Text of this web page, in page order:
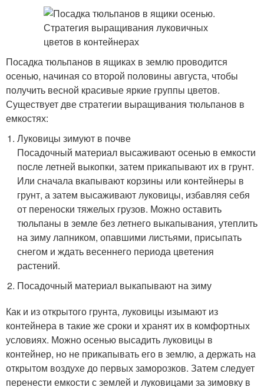
Посадка тюльпанов в ящиках в землю проводится
осенью, начиная со второй половины августа, чтобы
получить весной красивые яркие группы цветов.
Существует две стратегии выращивания тюльпанов в
емкостях:
Луковицы зимуют в почве
Посадочный материал высаживают осенью в емкости
после летней выкопки, затем прикапывают их в грунт.
Или сначала вкапывают корзины или контейнеры в
грунт, а затем высаживают луковицы, избавляя себя
от переноски тяжелых грузов. Можно оставить
тюльпаны в земле без летнего выкапывания, утеплить
на зиму лапником, опавшими листьями, присыпать
снегом и ждать весеннего периода цветения
растений.
Посадочный материал выкапывают на зиму
Как и из открытого грунта, луковицы изымают из
контейнера в такие же сроки и хранят их в комфортных
условиях. Можно осенью высадить луковицы в
контейнер, но не прикапывать его в землю, а держать на
открытом воздухе до первых заморозков. Затем следует
перенести емкости с землей и луковицами за зимовку в